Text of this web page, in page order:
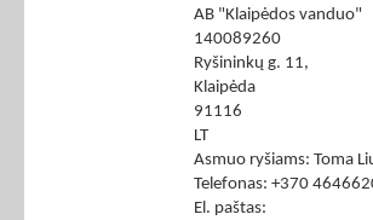
AB "Klaipėdos vanduo"
140089260
Ryšininkų g. 11,
Klaipėda
91116
LT
Asmuo ryšiams: Toma
Telefonas: +370
El. paštas: